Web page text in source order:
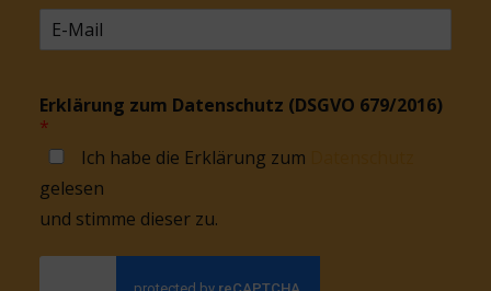
Erklärung zum Datenschutz (DSGVO 679/2016)
*
Ich habe die Erklärung zum
gelesen
und stimme dieser zu.